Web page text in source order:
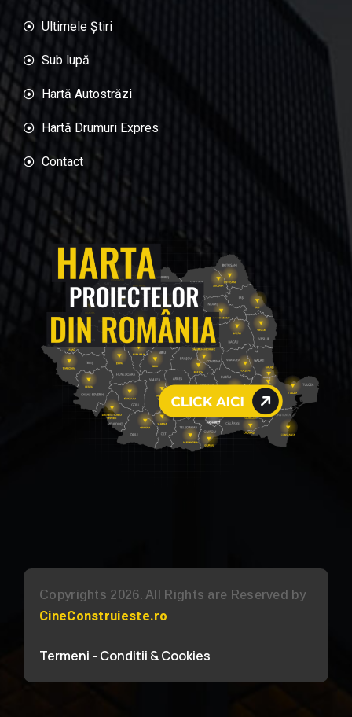
Ultimele Știri
Sub lupă
Hartă Autostrăzi
Hartă Drumuri Expres
Contact
Copyrights 2026. All Rights are Reserved by
CineConstruieste.ro
Termeni - Conditii & Cookies